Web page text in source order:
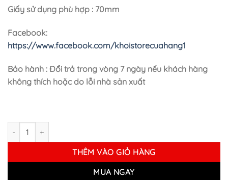
Giấy sử dụng phù hợp : 70mm
Facebook:
https://www.facebook.com/khoistorecuahang1
Bảo hành : Đổi trả trong vòng 7 ngày nếu khách hàng
không thích hoặc do lỗi nhà sản xuất
Hộp Cuốn Mascotte Đen 70 MM số lượng
THÊM VÀO GIỎ HÀNG
MUA NGAY